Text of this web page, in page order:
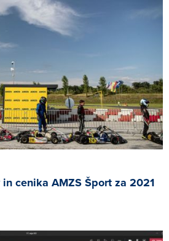
cenika AMZS Šport za 2021